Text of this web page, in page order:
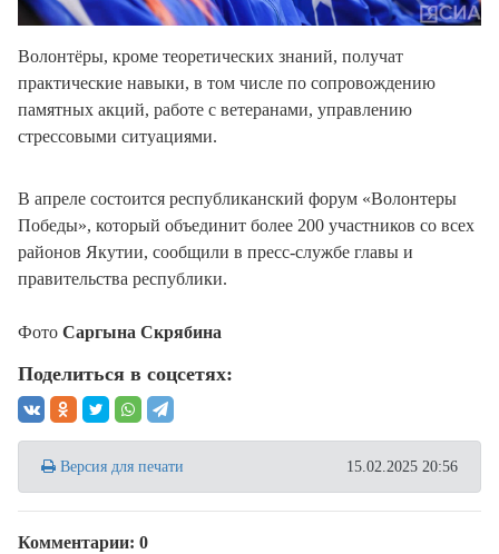
Волонтёры, кроме теоретических знаний, получат
практические навыки, в том числе по сопровождению
памятных акций, работе с ветеранами, управлению
стрессовыми ситуациями.
В апреле состоится республиканский форум «Волонтеры
Победы», который объединит более 200 участников со всех
районов Якутии, сообщили в пресс-службе главы и
правительства республики.
Фото Саргына Скрябина
Поделиться в соцсетях:
Версия для печати 15.02.2025 20:56
Комментарии: 0